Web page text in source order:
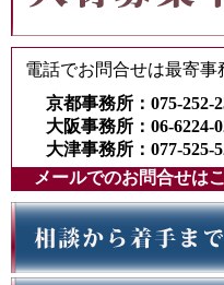
電話でお問合せは最寄事
京都事務所：075-252-
大阪事務所：06-6224-
大津事務所：077-525-
メールでのお問合せは